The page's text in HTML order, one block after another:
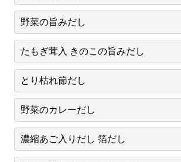
野菜の旨みだし
たもぎ茸入 きのこの旨みだし
とり枯れ節だし
野菜のカレーだし
濃縮あご入りだし 箔だし